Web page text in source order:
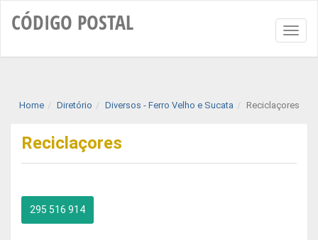
CÓDIGO POSTAL
Home Diretório Diversos - Ferro Velho e Sucata Reciclaçores
Reciclaçores
295 516 914